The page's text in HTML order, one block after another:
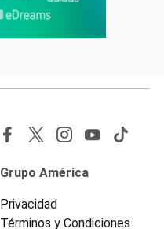
Grupo América
Privacidad
Términos y Condiciones